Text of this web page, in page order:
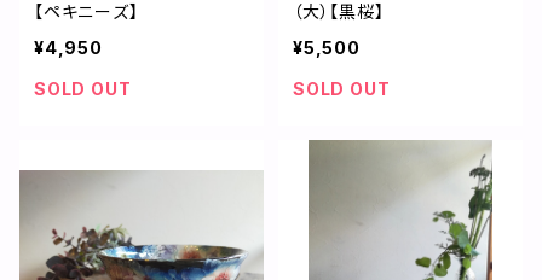
【ペキニーズ】
¥4,950
SOLD OUT
（大）【黒桜】
¥5,500
SOLD OUT